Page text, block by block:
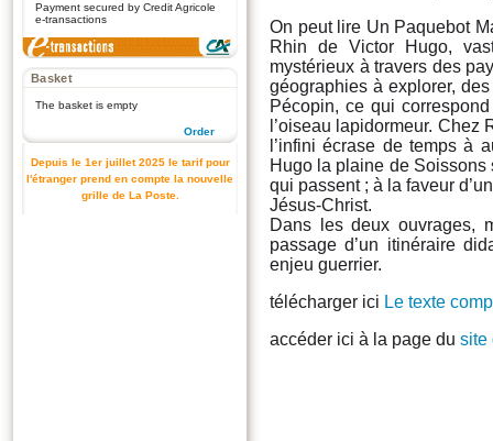
Payment secured by Credit Agricole
e-transactions
Basket
The basket is empty
Order
Depuis le 1er juillet 2025 le tarif pour
l'étranger prend en compte la nouvelle
grille de La Poste.
On peut lire Un Paquebot
Rhin de Victor Hugo,
mystérieux à travers des
géographies à explorer,
Pécopin, ce qui
l’oiseau lapidormeur.
l’infini écrase de temps à
Hugo la plaine de Soissons
qui passent ; à la faveur
Jésus-Christ.
Dans les deux ouvrages,
passage d’un itinéraire
enjeu guerrier.
télécharger ici Le texte
accéder ici à la page du site